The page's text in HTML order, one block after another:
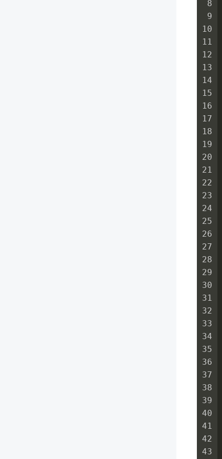
8
9
10
11
12
13
14
15
16
17
18
19
20
21
22
23
24
25
26
27
28
29
30
31
32
33
34
35
36
37
38
39
40
41
42
43